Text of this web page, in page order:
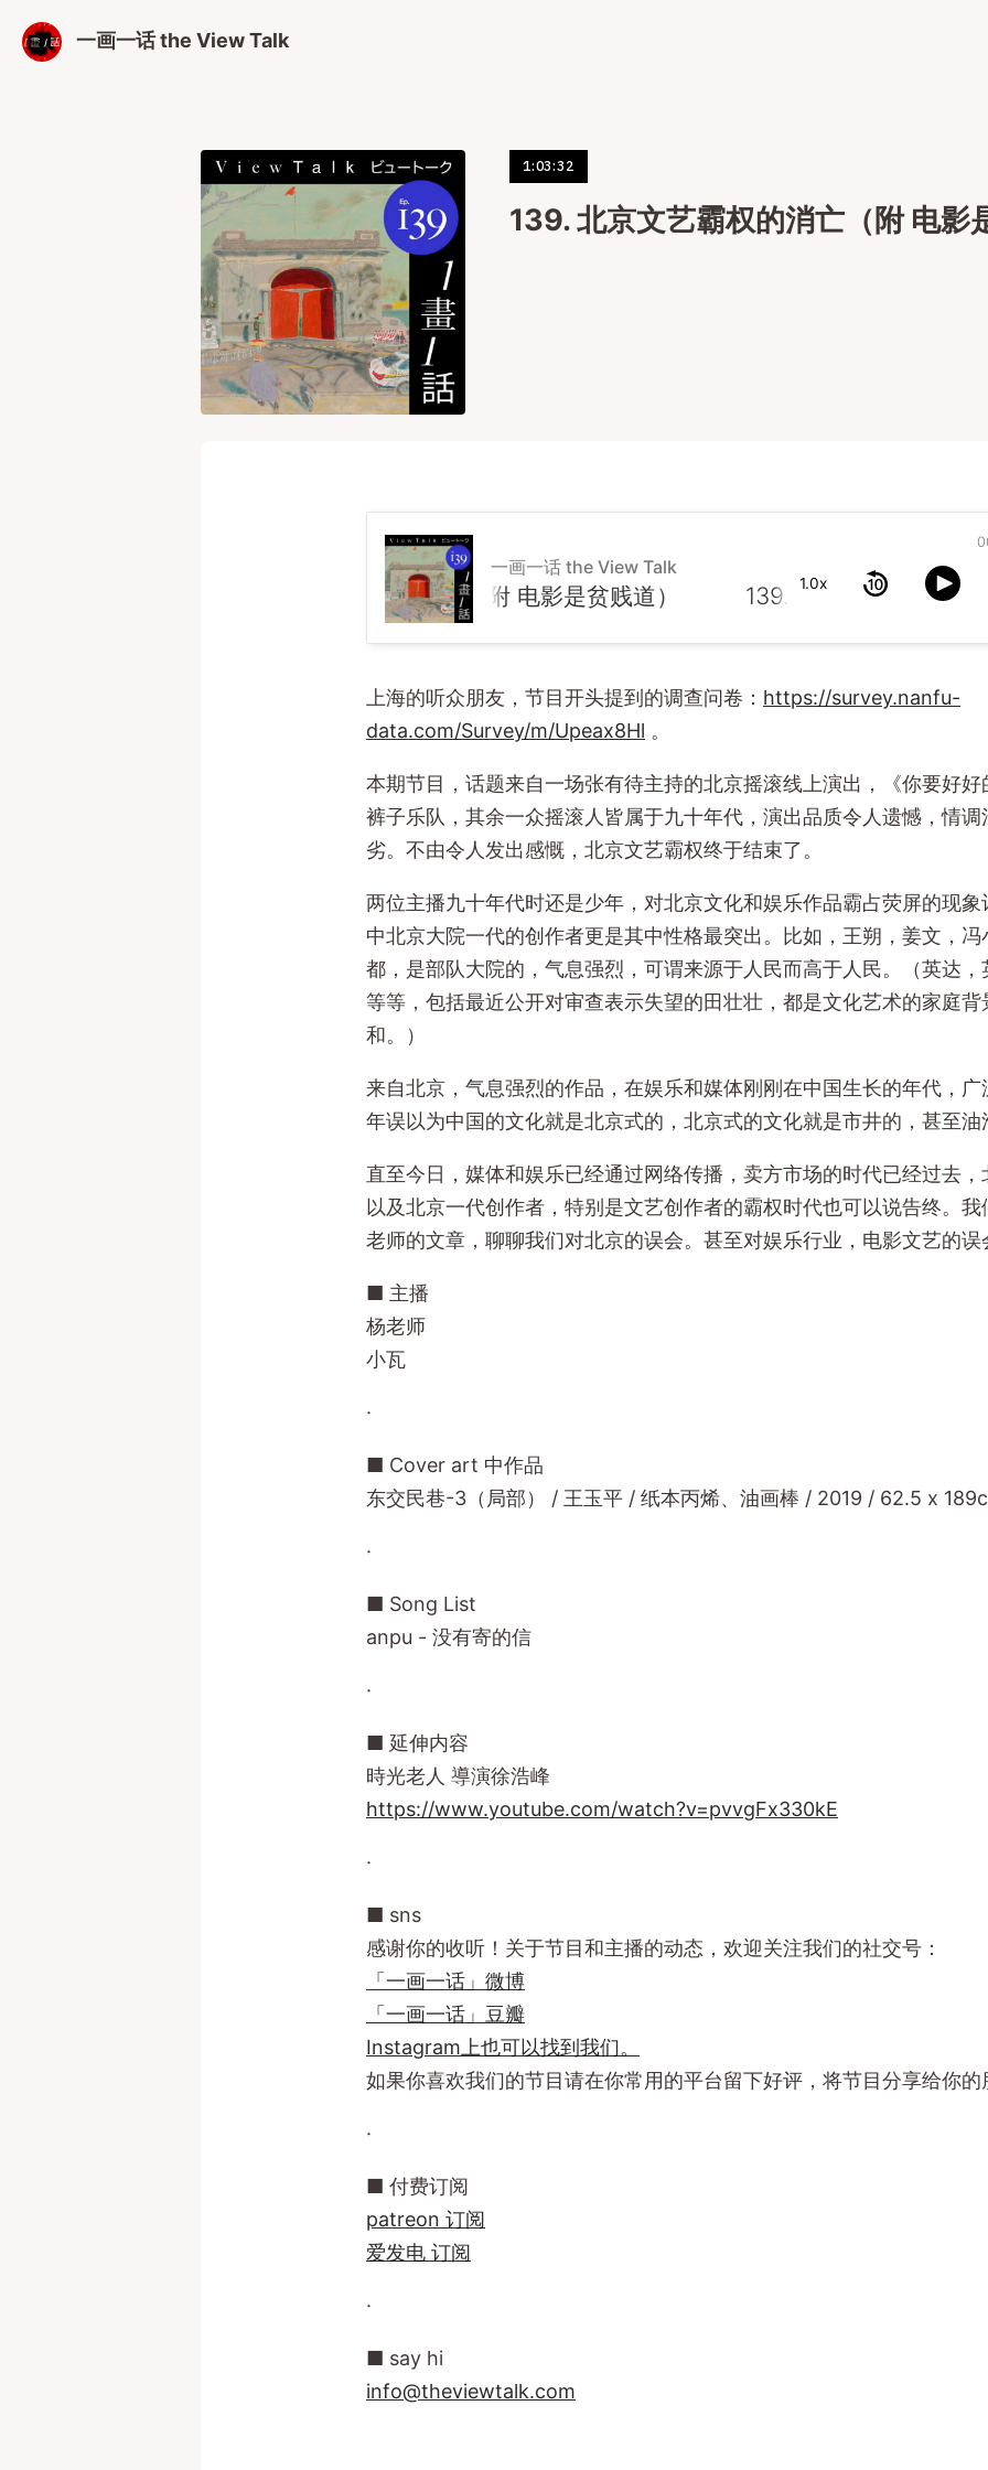
一画一话 the View Talk
1:03:32
139. 北京文艺霸权的消亡（附 电影
一画一话 the View Talk
139. 北京文艺霸权的消亡（附 电影是贫贱道） 1.0x
上海的听众朋友，节目开头提到的调查问卷： https://survey.nanfu-
data.com/Survey/m/Upeax8Hl 。
本期节目，话题来自一场张有待主持的北京摇滚线上演出，《你要好好
裤子乐队，其余一众摇滚人皆属于九十年代，演出品质令人遗憾，情调
劣。不由令人发出感慨，北京文艺霸权终于结束了。
两位主播九十年代时还是少年，对北京文化和娱乐作品霸占荧屏的现象
中北京大院一代的创作者更是其中性格最突出。比如，王朔，姜文，冯
都，是部队大院的，气息强烈，可谓来源于人民而高于人民。（英达，
等等，包括最近公开对审查表示失望的田壮壮，都是文化艺术的家庭背
和。）
来自北京，气息强烈的作品，在娱乐和媒体刚刚在中国生长的年代，广
年误以为中国的文化就是北京式的，北京式的文化就是市井的，甚至油
直至今日，媒体和娱乐已经通过网络传播，卖方市场的时代已经过去
以及北京一代创作者，特别是文艺创作者的霸权时代也可以说告终。
老师的文章，聊聊我们对北京的误会。甚至对娱乐行业，电影文艺的误
■ 主播
杨老师
小瓦
·
■ Cover art 中作品
东交民巷-3（局部） / 王玉平 / 纸本丙烯、油画棒 / 2019 / 62.5 x
·
■ Song List
anpu - 没有寄的信
·
■ 延伸内容
時光老人 導演徐浩峰
https://www.youtube.com/watch?v=pvvgFx330kE
·
■ sns
感谢你的收听！关于节目和主播的动态，欢迎关注我们的社交号：
「一画一话」微博
「一画一话」豆瓣
Instagram上也可以找到我们。
如果你喜欢我们的节目请在你常用的平台留下好评，将节目分享给你的
·
■ 付费订阅
patreon 订阅
爱发电 订阅
·
■ say hi
info@theviewtalk.com